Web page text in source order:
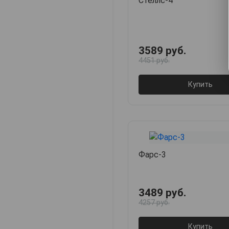
3589 руб.
4451 руб.
Купить
Фарс-3
3489 руб.
4257 руб.
Купить